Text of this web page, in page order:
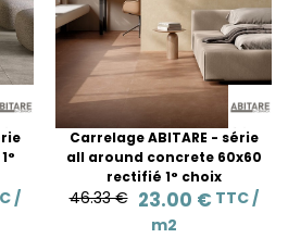
/
Carrelage ABITARE - série
all around concrete 60x60
rectifié 1° choix
46.33 € 23.00 € TTC /
m2